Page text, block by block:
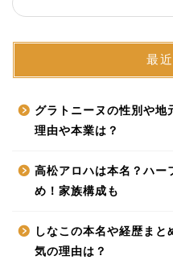
最
グラトニーヌの性別や地
理由や本業は？
高松アロハは本名？ハー
め！家族構成も
しなこの本名や経歴まと
気の理由は？